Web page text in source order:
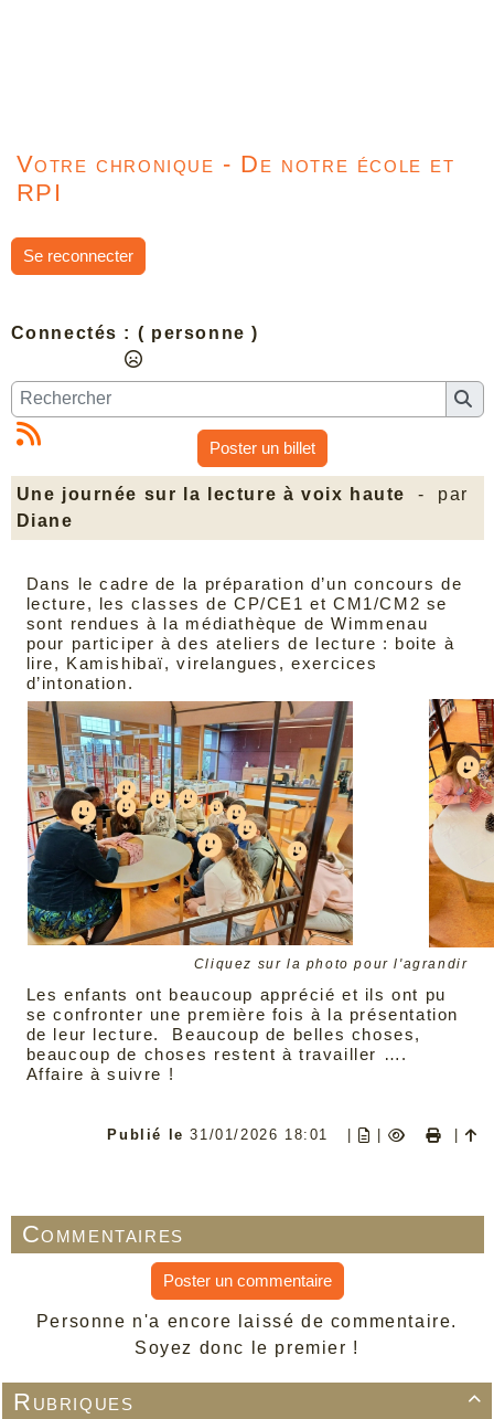

Rubriques
Votre chronique - De notre école et
RPI
Se reconnecter
Connectés : ( personne )
Poster un billet
Une journée sur la lecture à voix haute
- par
Diane
Dans le cadre de la préparation d’un concours de
lecture, les classes de CP/CE1 et CM1/CM2 se
sont rendues à la médiathèque de Wimmenau
pour participer à des ateliers de lecture : boite à
lire, Kamishibaï, virelangues, exercices
d’intonation.
Cliquez sur la photo pour l'agrandir
Les enfants ont beaucoup apprécié et ils ont pu
se confronter une première fois à la présentation
de leur lecture. Beaucoup de belles choses,
beaucoup de choses restent à travailler ….
Affaire à suivre !
Publié le31/01/2026 18:01 |
Commentaires
Poster un commentaire
Personne n'a encore laissé de commentaire.
Soyez donc le premier !